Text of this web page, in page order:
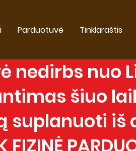
Parduotuvė Tinklaraštis
nedirbs nuo
šiuo
suplanuoti iš
FIZINĖ